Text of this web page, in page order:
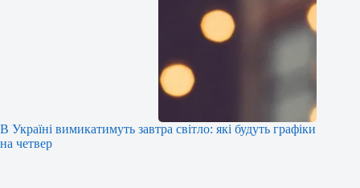
В Україні вимикатимуть завтра світло: які будуть графіки
на четвер